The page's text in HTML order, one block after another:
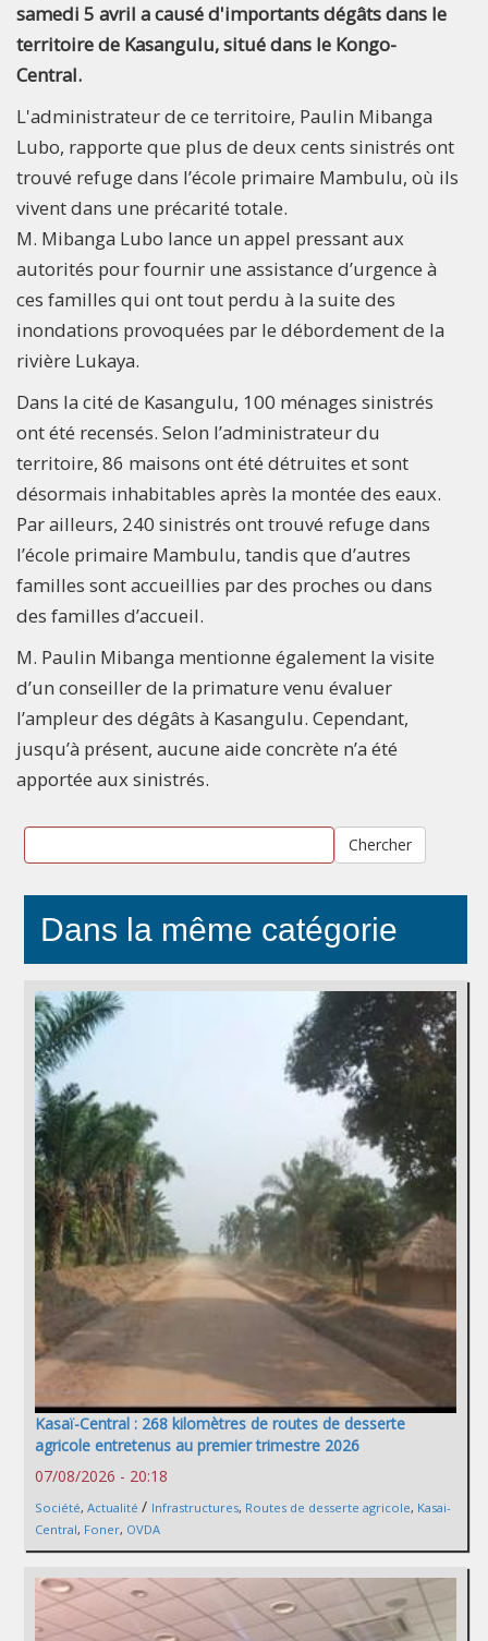
samedi 5 avril a causé d'importants dégâts dans le
territoire de Kasangulu, situé dans le Kongo-
Central.
L'administrateur de ce territoire, Paulin Mibanga
Lubo, rapporte que plus de deux cents sinistrés ont
trouvé refuge dans l’école primaire Mambulu, où ils
vivent dans une précarité totale.
M. Mibanga Lubo lance un appel pressant aux
autorités pour fournir une assistance d’urgence à
ces familles qui ont tout perdu à la suite des
inondations provoquées par le débordement de la
rivière Lukaya.
Dans la cité de Kasangulu, 100 ménages sinistrés
ont été recensés. Selon l’administrateur du
territoire, 86 maisons ont été détruites et sont
désormais inhabitables après la montée des eaux.
Par ailleurs, 240 sinistrés ont trouvé refuge dans
l’école primaire Mambulu, tandis que d’autres
familles sont accueillies par des proches ou dans
des familles d’accueil.
M. Paulin Mibanga mentionne également la visite
d’un conseiller de la primature venu évaluer
l’ampleur des dégâts à Kasangulu. Cependant,
jusqu’à présent, aucune aide concrète n’a été
apportée aux sinistrés.
Chercher
Dans la même catégorie
Kasaï-Central : 268 kilomètres de routes de desserte
agricole entretenus au premier trimestre 2026
07/08/2026 - 20:18
Société, Actualité / Infrastructures, Routes de desserte agricole, Kasai-
Central, Foner, OVDA